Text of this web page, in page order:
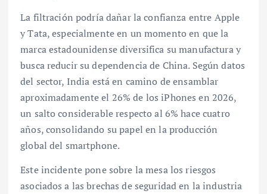
La filtración podría dañar la confianza entre Apple
y Tata, especialmente en un momento en que la
marca estadounidense diversifica su manufactura y
busca reducir su dependencia de China. Según datos
del sector, India está en camino de ensamblar
aproximadamente el 26% de los iPhones en 2026,
un salto considerable respecto al 6% hace cuatro
años, consolidando su papel en la producción
global del smartphone.
Este incidente pone sobre la mesa los riesgos
asociados a las brechas de seguridad en la industria